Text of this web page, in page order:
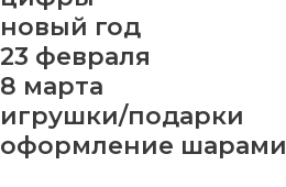
новый год
23 февраля
8 марта
игрушки/подарки
оформление шарами